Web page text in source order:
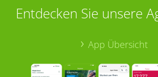
Entdecken Sie unsere
App Übersicht